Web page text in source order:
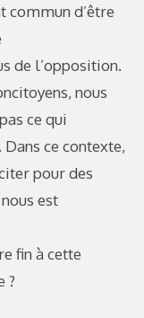
commun d’être
de l’opposition.
nous
ce qui
ce contexte,
pour des
est
fin à cette
?